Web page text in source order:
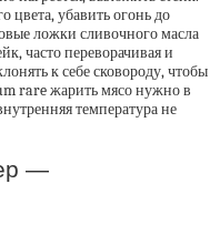
цвета, убавить огонь до
ложки сливочного масла
часто переворачивая и
к себе сковороду, чтобы
rare жарить мясо нужно в
температура не
—